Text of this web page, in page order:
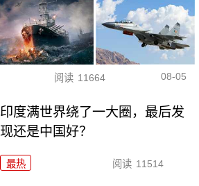
阅读 11664 08-05
印度满世界绕了一大圈，最后发
现还是中国好？
最热 阅读 11514